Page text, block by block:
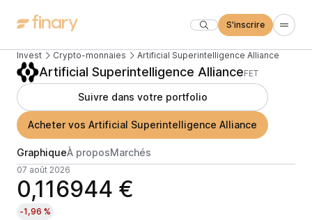
S'inscrire
Invest Crypto-monnaies Artificial Superintelligence Alliance
Artificial Superintelligence AllianceFET
Suivre dans votre portfolio
Acheter vos Artificial Superintelligence Alliance
GraphiqueÀ proposMarchés
07 août 2026
0,116944 €
-1,96 %